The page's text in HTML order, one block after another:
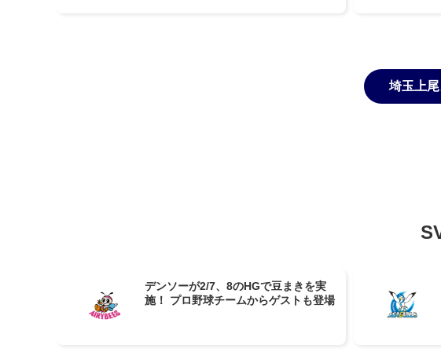
埼玉上
デンソーが2/7、8のHGで豆まきを実
施！ プロ野球チームからゲストも登場